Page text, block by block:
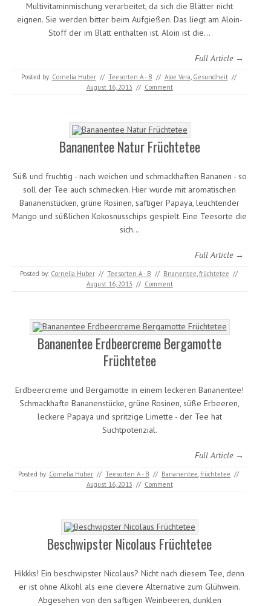
Multivitaminmischung verarbeitet, da sich die Blätter nicht
eignen. Sie werden bitter beim Aufgießen. Das liegt am Aloin-
Stoff der im Blatt enthalten ist. Aloin ist die…
Full Article →
Posted by: Cornelia Huber // Teesorten A - B // Aloe Vera, Gesundheit //
August 16, 2013 // Comment
Bananentee Natur Früchtetee
Süß und fruchtig - nach weichen und schmackhaften Bananen - so
soll der Tee auch schmecken. Hier wurde mit aromatischen
Bananenstücken, grüne Rosinen, saftiger Papaya, leuchtender
Mango und süßlichen Kokosnusschips gespielt. Eine Teesorte die
sich…
Full Article →
Posted by: Cornelia Huber // Teesorten A - B // Bnanentee,früchtetee //
August 16, 2013 // Comment
Bananentee Erdbeercreme Bergamotte
Früchtetee
Erdbeercreme und Bergamotte in einem leckeren Bananentee!
Schmackhafte Bananenstücke, grüne Rosinen, süße Erbeeren,
leckere Papaya und spritzige Limette - der Tee hat
Suchtpotenzial.
Full Article →
Posted by: Cornelia Huber // Teesorten A - B // Bananentee,früchtetee //
August 16, 2013 // Comment
Beschwipster Nicolaus Früchtetee
Hikkks! Ein beschwipster Nicolaus? Nicht nach diesem Tee, denn
er ist ohne Alkohl als eine clevere Alternative zum Glühwein.
Abgesehen von den saftigen Weinbeeren, dunklen